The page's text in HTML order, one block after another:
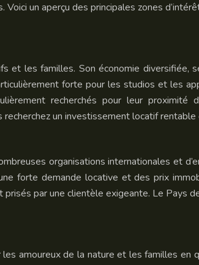
un aperçu des principales zones
et les familles. Son économie diversifiée,
forte pour les studios et les
recherchés pour leur proximité
un investissement locatif rentable
organisations internationales et
forte demande locative et des prix
par une clientèle exigeante. Le Pays
amoureux de la nature et les familles